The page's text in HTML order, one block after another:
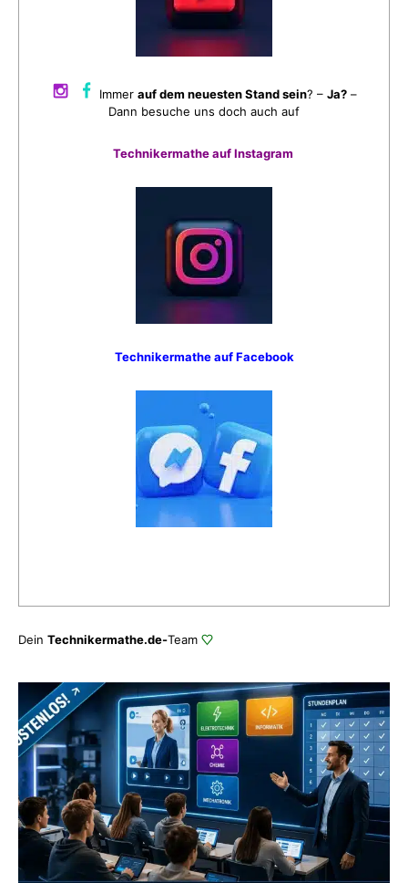
Immerauf dem neuesten Stand sein? –Ja? –
Dann besuche uns doch auch auf
Technikermathe auf Instagram
Technikermathe auf Facebook
Dein Technikermathe.de-Team